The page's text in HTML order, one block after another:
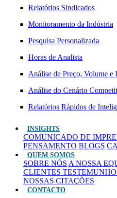
Relatórios Sindicados
Monitoramento da Indústria
Pesquisa Personalizada
Horas de Analista
Análise de Preço, Volume e
Análise do Cenário
Relatórios Rápidos de
INSIGHTS
COMUNICADO DE
PENSAMENTO BLOGS
QUEM SOMOS
SOBRE NÓS A NOSSA
CLIENTES
NOSSAS CITAÇÕES
CONTACTO